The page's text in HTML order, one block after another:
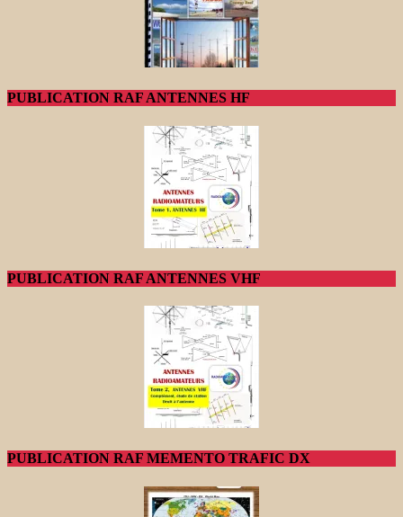
PUBLICATION RAF ANTENNES HF
PUBLICATION RAF ANTENNES VHF
PUBLICATION RAF MEMENTO TRAFIC DX